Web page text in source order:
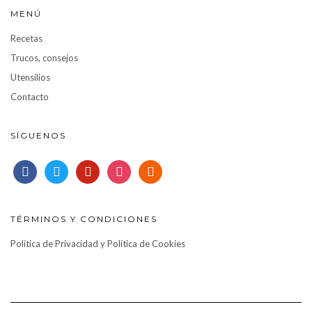
MENÚ
Recetas
Trucos, consejos
Utensilios
Contacto
SÍGUENOS
facebooktwitter pinterestinstagramrss
TÉRMINOS Y CONDICIONES
Política de Privacidad y Política de Cookies